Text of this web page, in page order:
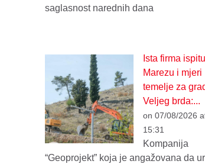
saglasnost narednih dana
Ista firma
Marezu i mjeri
temelje za
Veljeg brda:...
on 07/08/2026
15:31
Kompanija
“Geoprojekt” koja je angažovana da